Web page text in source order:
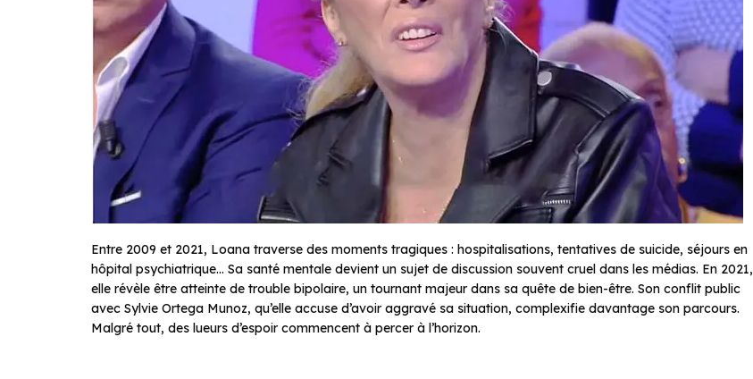
Entre 2009 et 2021, Loana traverse des moments tragiques : hospitalisations, tentatives de suicide, séjours en
hôpital psychiatrique… Sa santé mentale devient un sujet de discussion souvent cruel dans les médias. En 2021,
elle révèle être atteinte de trouble bipolaire, un tournant majeur dans sa quête de bien-être. Son conflit public
avec Sylvie Ortega Munoz, qu’elle accuse d’avoir aggravé sa situation, complexifie davantage son parcours.
Malgré tout, des lueurs d’espoir commencent à percer à l’horizon.